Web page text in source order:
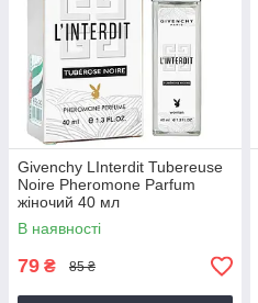
Givenchy LInterdit Tubereuse
Noire Pheromone Parfum
жіночий 40 мл
В наявності
79 ₴ 85 ₴